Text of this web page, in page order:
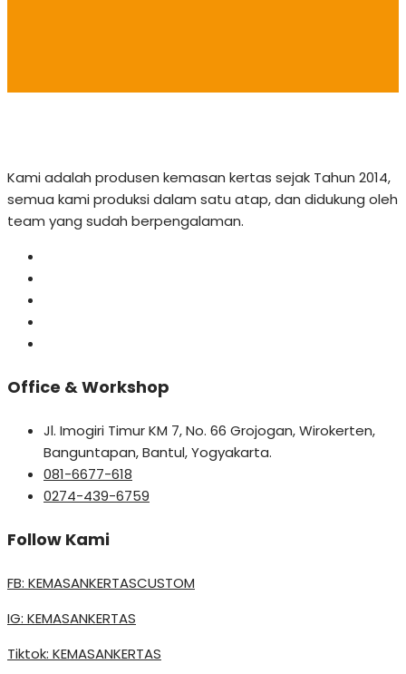
Kami adalah produsen kemasan kertas sejak Tahun 2014,
semua kami produksi dalam satu atap, dan didukung oleh
team yang sudah berpengalaman.
Office & Workshop
Jl. Imogiri Timur KM 7, No. 66 Grojogan, Wirokerten,
Banguntapan, Bantul, Yogyakarta.
081-6677-618
0274-439-6759
Follow Kami
FB: KEMASANKERTASCUSTOM
IG: KEMASANKERTAS
Tiktok: KEMASANKERTAS